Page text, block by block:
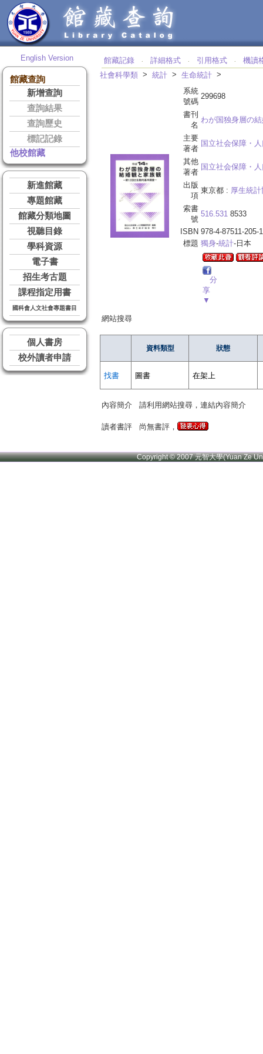
English Version
館藏查詢
新增查詢
查詢結果
查詢歷史
標記記錄
他校館藏
新進館藏
專題館藏
館藏分類地圖
視聽目錄
學科資源
電子書
招生考古題
課程指定用書
國科會人文社會專題書目
個人書房
校外讀者申請
館藏記錄 ‧ 詳細格式 ‧ 引用格式 ‧
機讀
社會科學類 > 統計 > 生命統計 >
系統
號碼
299698
書刊
名
わが国独身層の
主要
著者
国立社会保障・
其他
著者
国立社会保障・
出版
項
東京都 : 厚生統計
索書
號
516.531 8533
ISBN 978-4-87511-205-1
標題 獨身-統計-日本
分
享
▼
網站搜尋
資料類型 狀態
找書 圖書 在架上
內容簡介 請利用網站搜尋，連結內容簡介
讀者書評 尚無書評，
Copyright © 2007 元智大學(Yuan Ze